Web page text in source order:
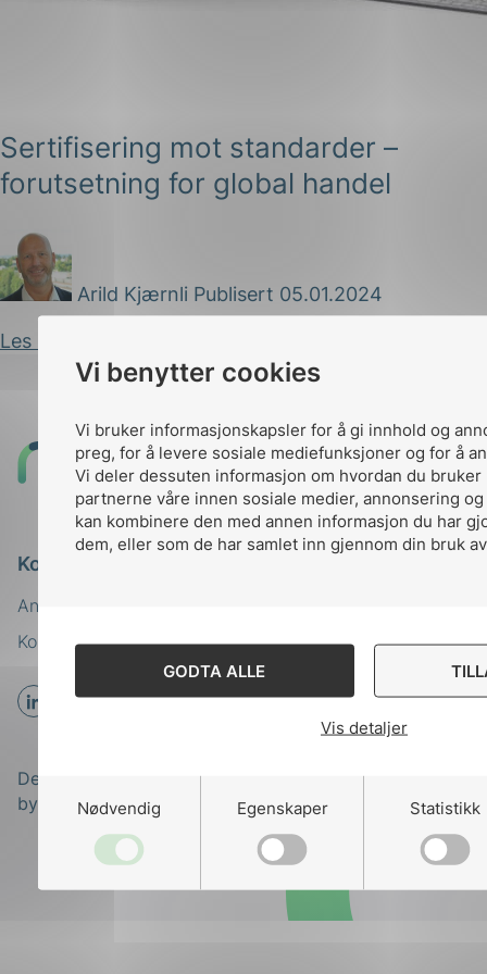
Vi benytter cookies
Vi bruker informasjonskapsler for å gi innhold og
preg, for å levere sosiale mediefunksjoner og for å
Vi deler dessuten informasjon om hvordan du
partnerne våre innen sosiale medier, annonsering
kan kombinere den med annen informasjon du har
dem, eller som de har samlet inn gjennom din bruk
GODTA ALLE
Vis detaljer
Nødvendig Egenskaper Statistikk
Sertifisering mot standarder –
forutsetning for global handel
Arild Kjærnli Publisert 05.01.2024
Les innlegg
Kontakt oss
Ansatte
nek@nek.no
Kontakt
Designed and developed
by
Stem Agency
Til
toppen